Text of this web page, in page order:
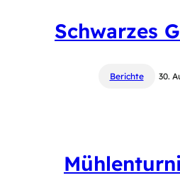
Schwarzes
Berichte 30.